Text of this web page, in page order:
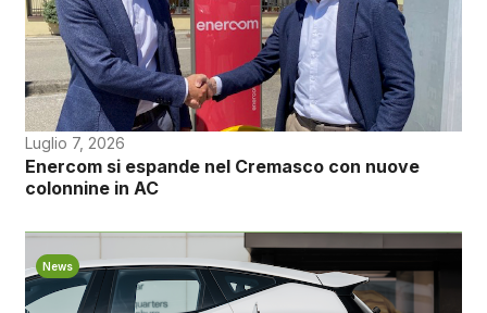
Luglio 7, 2026
Enercom si espande nel Cremasco con nuove
colonnine in AC
News